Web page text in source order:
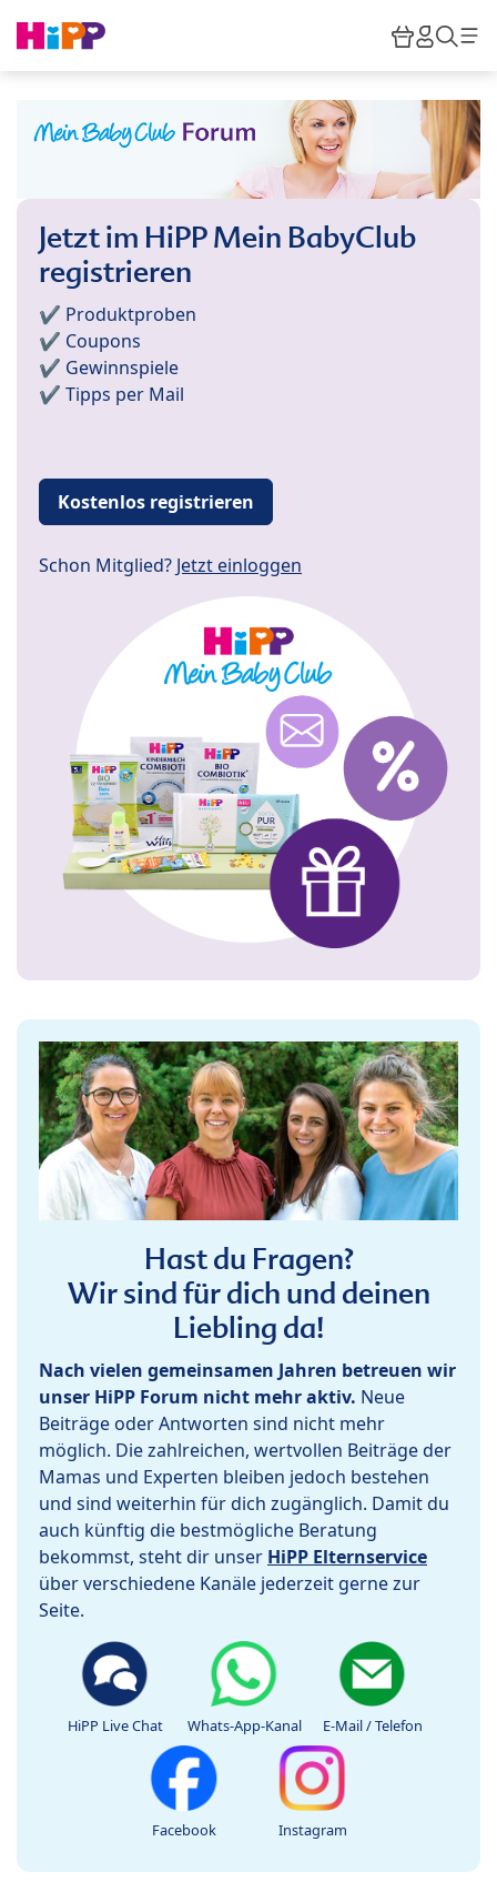
HiPP
Jetzt im HiPP Mein BabyClub
registrieren
✔️ Produktproben
✔️ Coupons
✔️ Gewinnspiele
✔️ Tipps per Mail
Kostenlos registrieren
Schon Mitglied? Jetzt einloggen
Hast du Fragen?
Wir sind für dich und deinen
Liebling da!
Nach vielen gemeinsamen Jahren betreuen wir
unser HiPP Forum nicht mehr aktiv. Neue
Beiträge oder Antworten sind nicht mehr
möglich. Die zahlreichen, wertvollen Beiträge der
Mamas und Experten bleiben jedoch bestehen
und sind weiterhin für dich zugänglich. Damit du
auch künftig die bestmögliche Beratung
bekommst, steht dir unser HiPP Elternservice
über verschiedene Kanäle jederzeit gerne zur
Seite.
HiPP Live Chat Whats-App-Kanal E-Mail / Telefon
Facebook Instagram